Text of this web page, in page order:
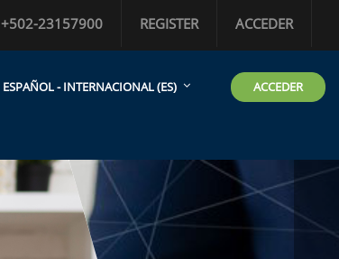
REGISTER
ACCEDER
+502-23157900
ESPAÑOL - INTERNACIONAL ‎(ES)‎ ACCEDER